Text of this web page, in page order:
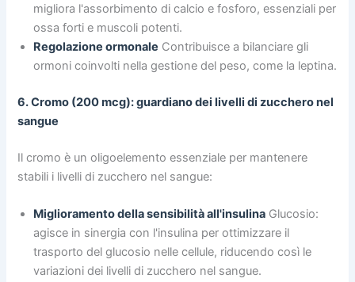
migliora l'assorbimento di calcio e fosforo, essenziali per
ossa forti e muscoli potenti.
Regolazione ormonale Contribuisce a bilanciare gli
ormoni coinvolti nella gestione del peso, come la leptina.
6. Cromo (200 mcg): guardiano dei livelli di zucchero nel
sangue
Il cromo è un oligoelemento essenziale per mantenere
stabili i livelli di zucchero nel sangue:
Miglioramento della sensibilità all'insulina Glucosio:
agisce in sinergia con l'insulina per ottimizzare il
trasporto del glucosio nelle cellule, riducendo così le
variazioni dei livelli di zucchero nel sangue.